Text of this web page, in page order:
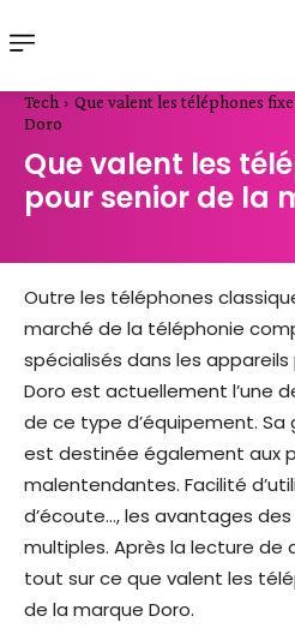
Tech
Que valent les téléphones
Doro
Que valent les
pour senior de la
Outre les téléphones
marché de la téléphonie
spécialisés dans les appareils
Doro est actuellement l’une
de ce type d’équipement.
est destinée également aux
malentendantes. Facilité
d’écoute…, les avantages
multiples. Après la lecture de
tout sur ce que valent les
de la marque Doro.